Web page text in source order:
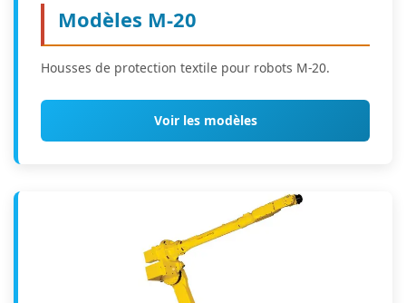
Modèles M-20
Housses de protection textile pour robots M-20.
Voir les modèles